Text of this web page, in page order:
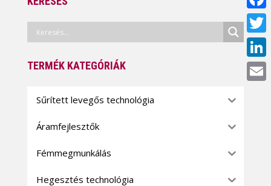
TERMÉK KATEGÓRIÁK
Sűrített levegős technológia
Áramfejlesztők
Fémmegmunkálás
Hegesztés technológia